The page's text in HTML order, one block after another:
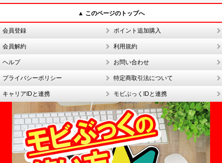
▲ このページのトップへ
会員登録 ポイント追加購入
会員解約 利用規約
ヘルプ お問い合わせ
プライバシーポリシー 特定商取引法について
キャリアIDと連携 モビぶっくIDと連携